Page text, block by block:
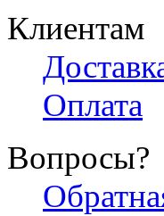
Клиентам
Оплата
Вопросы?